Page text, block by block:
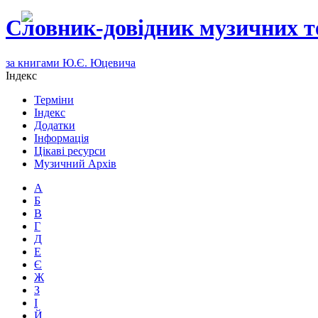
Словник-довідник музичних
за книгами Ю.Є. Юцевича
Індекс
Терміни
Індекс
Додатки
Інформація
Цікаві ресурси
Музичний Архів
А
Б
В
Г
Д
Е
Є
Ж
З
І
Й